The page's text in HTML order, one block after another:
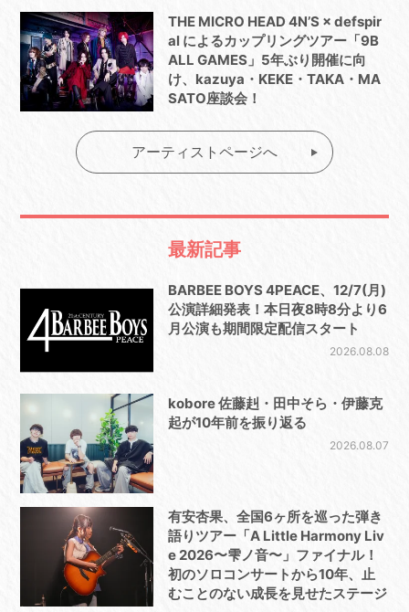
THE MICRO HEAD 4N’S × defspir
al によるカップリングツアー「9B
ALL GAMES」5年ぶり開催に向
け、kazuya・KEKE・TAKA・MA
SATO座談会！
アーティストページへ
最新記事
BARBEE BOYS 4PEACE、12/7(月)
公演詳細発表！本日夜8時8分より6
月公演も期間限定配信スタート
2026.08.08
kobore 佐藤赳・田中そら・伊藤克
起が10年前を振り返る
2026.08.07
有安杏果、全国6ヶ所を巡った弾き
語りツアー「A Little Harmony Liv
e 2026〜雫ノ音〜」ファイナル！
初のソロコンサートから10年、止
むことのない成長を見せたステージ